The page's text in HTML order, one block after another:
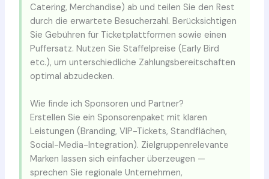
Catering, Merchandise) ab und teilen Sie den Rest
durch die erwartete Besucherzahl. Berücksichtigen
Sie Gebühren für Ticketplattformen sowie einen
Puffersatz. Nutzen Sie Staffelpreise (Early Bird
etc.), um unterschiedliche Zahlungsbereitschaften
optimal abzudecken.
Wie finde ich Sponsoren und Partner?
Erstellen Sie ein Sponsorenpaket mit klaren
Leistungen (Branding, VIP-Tickets, Standflächen,
Social-Media-Integration). Zielgruppenrelevante
Marken lassen sich einfacher überzeugen —
sprechen Sie regionale Unternehmen,